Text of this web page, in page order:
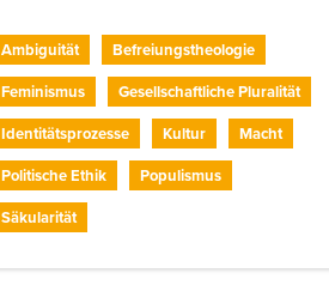
Ambiguität
Befreiungstheologie
Feminismus
Gesellschaftliche Pluralität
Identitätsprozesse
Kultur
Macht
Politische Ethik
Populismus
Säkularität